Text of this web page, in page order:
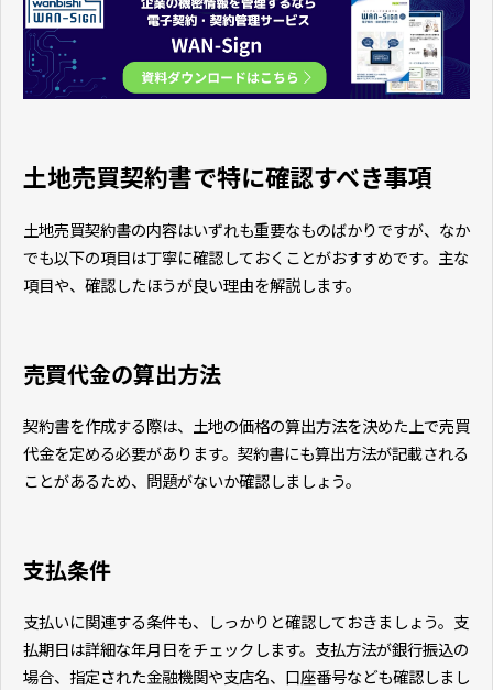
土地売買契約書で特に確認すべき事項
土地売買契約書の内容はいずれも重要なものばかりですが、なか
でも以下の項目は丁寧に確認しておくことがおすすめです。主な
項目や、確認したほうが良い理由を解説します。
売買代金の算出方法
契約書を作成する際は、土地の価格の算出方法を決めた上で売買
代金を定める必要があります。契約書にも算出方法が記載される
ことがあるため、問題がないか確認しましょう。
支払条件
支払いに関連する条件も、しっかりと確認しておきましょう。支
払期日は詳細な年月日をチェックします。支払方法が銀行振込の
場合、指定された金融機関や支店名、口座番号なども確認しまし